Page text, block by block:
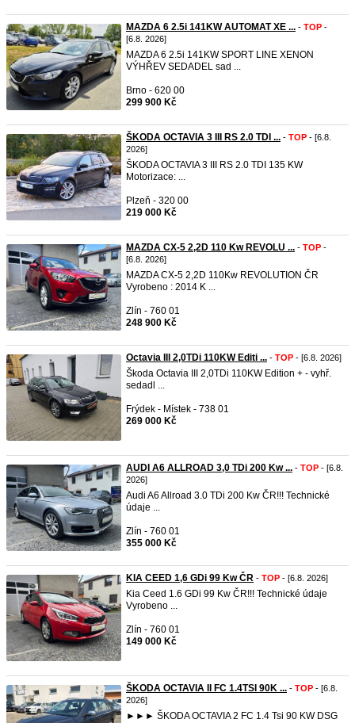
MAZDA 6 2.5i 141KW AUTOMAT XE ... - TOP -
[6.8. 2026]
MAZDA 6 2.5i 141KW SPORT LINE XENON
VÝHŘEV SEDADEL sad ...
Brno - 620 00
299 900 Kč
ŠKODA OCTAVIA 3 III RS 2.0 TDI ... - TOP - [6.8.
2026]
ŠKODA OCTAVIA 3 III RS 2.0 TDI 135 KW
Motorizace: ...
Plzeň - 320 00
219 000 Kč
MAZDA CX-5 2,2D 110 Kw REVOLU ... - TOP -
[6.8. 2026]
MAZDA CX-5 2,2D 110Kw REVOLUTION ČR
Vyrobeno : 2014 K ...
Zlín - 760 01
248 900 Kč
Octavia III 2,0TDi 110KW Editi ... - TOP - [6.8. 2026]
Škoda Octavia III 2,0TDi 110KW Edition + - vyhř.
sedadl ...
Frýdek - Místek - 738 01
269 000 Kč
AUDI A6 ALLROAD 3,0 TDi 200 Kw ... - TOP - [6.8.
2026]
Audi A6 Allroad 3.0 TDi 200 Kw ČR!!! Technické
údaje ...
Zlín - 760 01
355 000 Kč
KIA CEED 1,6 GDi 99 Kw ČR - TOP - [6.8. 2026]
Kia Ceed 1.6 GDi 99 Kw ČR!!! Technické údaje
Vyrobeno ...
Zlín - 760 01
149 000 Kč
ŠKODA OCTAVIA II FC 1.4TSI 90K ... - TOP - [6.8.
2026]
►►► ŠKODA OCTAVIA 2 FC 1.4 Tsi 90 KW DSG